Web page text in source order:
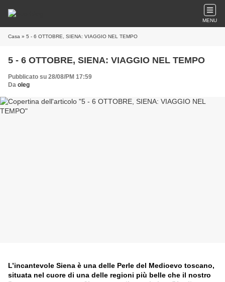
MENU
Casa » 5 - 6 OTTOBRE, SIENA: VIAGGIO NEL TEMPO
5 - 6 OTTOBRE, SIENA: VIAGGIO NEL TEMPO
Pubblicato su 28/08/PM 17:59
Da oleg
L’incantevole Siena è una delle Perle del Medioevo toscano,
situata nel cuore di una delle regioni più belle che il nostro